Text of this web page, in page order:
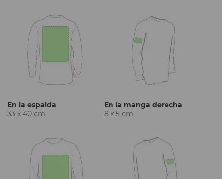
En la espalda
33 x 40 cm.
En la manga derecha
8 x 5 cm.